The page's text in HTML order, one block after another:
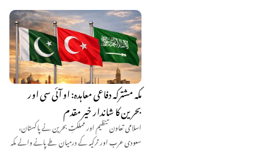
مکہ مشترکہ دفاعی معاہدہ: او آئی سی اور
بحرین کا شاندار خیر مقدم
اسلامی تعاون تنظیم اور مملکتِ بحرین نے پاکستان،
سعودی عرب اور ترکیہ کے درمیان طے پانے والے مکہ